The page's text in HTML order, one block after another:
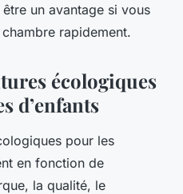
un avantage si vous
rapidement.
écologiques
d’enfants
pour les
en fonction de
la qualité, le